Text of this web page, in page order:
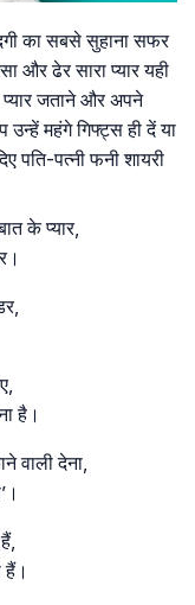
का सबसे सुहाना सफर
और ढेर सारा प्यार यही
जताने और अपने
महंगे गिफ्ट्स ही दें या
पति-पत्नी फनी शायरी
के प्यार,
है।
वाली देना,
हैं।